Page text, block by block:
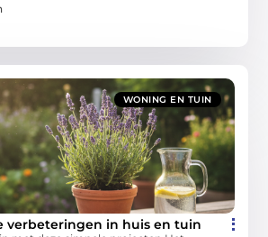
WONING EN TUIN
verbeteringen in huis en tuin